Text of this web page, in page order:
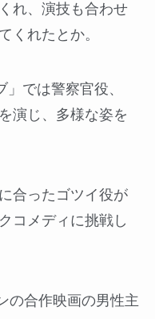
れ、演技も合わせ
くれたとか。
では警察官役、
演じ、多様な姿を
合ったゴツイ役が
コメディに挑戦し
の合作映画の男性主